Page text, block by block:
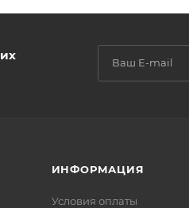
ИНФОРМАЦИЯ
Условия оплаты